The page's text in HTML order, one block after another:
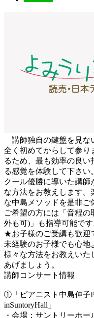
講師独自の鍵盤を見な
全く初めてからして参り
るため、最も効率の良
る感覚を体験して下さ
クール優勝に導いた講師
な方法をお教えします。
な中島メソッドを是非ご
ご希望の方には「音程の
外も可)」も指導可能です
★お子様のご受講も歓
未経験のお子様でも心地
様々な方法をお教えいた
あげましょう。
講師コンサート情報
①「ピアニスト中島伸子
inSuntoryHall」
・会場：サントリーホー